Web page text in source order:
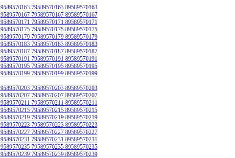
9589570163 79589570163 89589570163
9589570167 79589570167 89589570167
9589570171 79589570171 89589570171
9589570175 79589570175 89589570175
9589570179 79589570179 89589570179
9589570183 79589570183 89589570183
9589570187 79589570187 89589570187
9589570191 79589570191 89589570191
9589570195 79589570195 89589570195
9589570199 79589570199 89589570199
9589570203 79589570203 89589570203
9589570207 79589570207 89589570207
9589570211 79589570211 89589570211
9589570215 79589570215 89589570215
9589570219 79589570219 89589570219
9589570223 79589570223 89589570223
9589570227 79589570227 89589570227
9589570231 79589570231 89589570231
9589570235 79589570235 89589570235
9589570239 79589570239 89589570239